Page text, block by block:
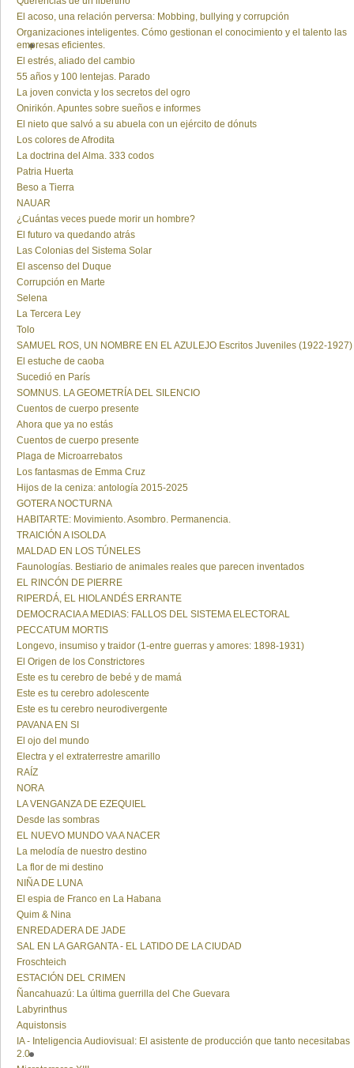
El acoso, una relación perversa: Mobbing, bullying y corrupción
Organizaciones inteligentes. Cómo gestionan el conocimiento y el talento las
empresas eficientes.
El estrés, aliado del cambio
55 años y 100 lentejas. Parado
La joven convicta y los secretos del ogro
Onirikón. Apuntes sobre sueños e informes
El nieto que salvó a su abuela con un ejército de dónuts
Los colores de Afrodita
La doctrina del Alma. 333 codos
Patria Huerta
Beso a Tierra
NAUAR
¿Cuántas veces puede morir un hombre?
El futuro va quedando atrás
Las Colonias del Sistema Solar
El ascenso del Duque
Corrupción en Marte
Selena
La Tercera Ley
Tolo
SAMUEL ROS, UN NOMBRE EN EL AZULEJO Escritos Juveniles (1922-1927)
El estuche de caoba
Sucedió en París
SOMNUS. LA GEOMETRÍA DEL SILENCIO
Cuentos de cuerpo presente
Ahora que ya no estás
Cuentos de cuerpo presente
Plaga de Microarrebatos
Los fantasmas de Emma Cruz
Hijos de la ceniza: antología 2015-2025
GOTERA NOCTURNA
HABITARTE: Movimiento. Asombro. Permanencia.
TRAICIÓN A ISOLDA
MALDAD EN LOS TÚNELES
Faunologías. Bestiario de animales reales que parecen inventados
EL RINCÓN DE PIERRE
RIPERDÁ, EL HIOLANDÉS ERRANTE
DEMOCRACIA A MEDIAS: FALLOS DEL SISTEMA ELECTORAL
PECCATUM MORTIS
Longevo, insumiso y traidor (1-entre guerras y amores: 1898-1931)
El Origen de los Constrictores
Este es tu cerebro de bebé y de mamá
Este es tu cerebro adolescente
Este es tu cerebro neurodivergente
PAVANA EN SI
El ojo del mundo
Electra y el extraterrestre amarillo
RAÍZ
NORA
LA VENGANZA DE EZEQUIEL
Desde las sombras
EL NUEVO MUNDO VA A NACER
La melodía de nuestro destino
La flor de mi destino
NIÑA DE LUNA
El espia de Franco en La Habana
Quim & Nina
ENREDADERA DE JADE
SAL EN LA GARGANTA - EL LATIDO DE LA CIUDAD
Froschteich
ESTACIÓN DEL CRIMEN
Ñancahuazú: La última guerrilla del Che Guevara
Labyrinthus
Aquistonsis
IA - Inteligencia Audiovisual: El asistente de producción que tanto necesitabas
2.0